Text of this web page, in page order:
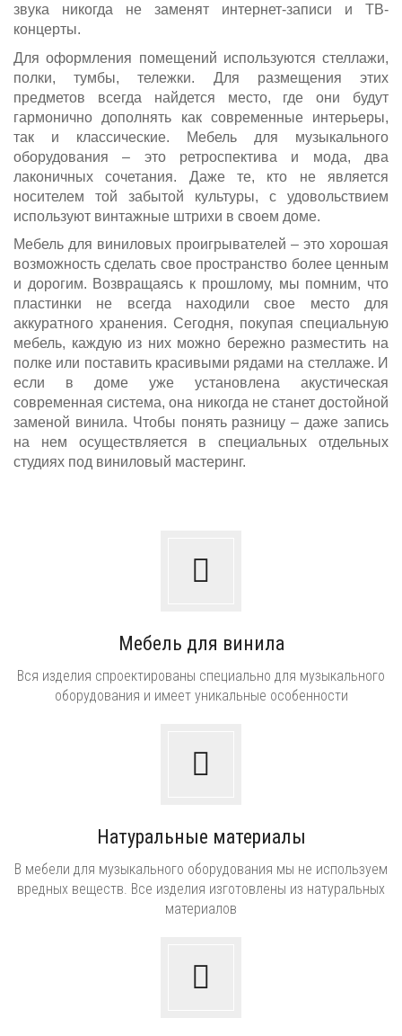
звука никогда не заменят интернет-записи и ТВ-
концерты.
Для оформления помещений используются стеллажи,
полки, тумбы, тележки. Для размещения этих
предметов всегда найдется место, где они будут
гармонично дополнять как современные интерьеры,
так и классические. Мебель для музыкального
оборудования – это ретроспектива и мода, два
лаконичных сочетания. Даже те, кто не является
носителем той забытой культуры, с удовольствием
используют винтажные штрихи в своем доме.
Мебель для виниловых проигрывателей – это хорошая
возможность сделать свое пространство более ценным
и дорогим. Возвращаясь к прошлому, мы помним, что
пластинки не всегда находили свое место для
аккуратного хранения. Сегодня, покупая специальную
мебель, каждую из них можно бережно разместить на
полке или поставить красивыми рядами на стеллаже. И
если в доме уже установлена акустическая
современная система, она никогда не станет достойной
заменой винила. Чтобы понять разницу – даже запись
на нем осуществляется в специальных отдельных
студиях под виниловый мастеринг.
Мебель для винила
Вся изделия спроектированы специально для музыкального
оборудования и имеет уникальные особенности
Натуральные материалы
В мебели для музыкального оборудования мы не используем
вредных веществ. Все изделия изготовлены из натуральных
материалов